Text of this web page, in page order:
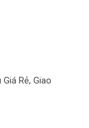
Rẻ, Giao